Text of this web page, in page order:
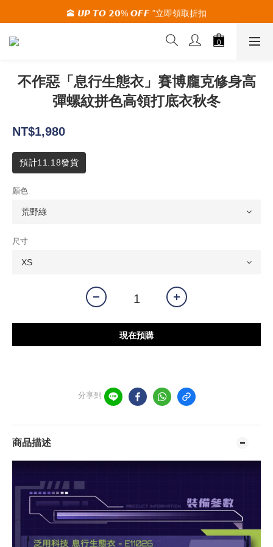
🌪️全球配送中 WORLDWIDE SHIPPING🌪️
🕋 𝙐𝙋 𝙏𝙊 𝟮𝟬% 𝙊𝙁𝙁 "立即領取折扣
🌪️全球配送中 WORLDWIDE SHIPPING🌪️
不作惡「息行生態衣」賽博龐克修身高
彈螺紋拼色高領打底衣秋冬
NT$1,980
預計11.18發貨
顏色
尺寸
現在預購
分享到
商品描述